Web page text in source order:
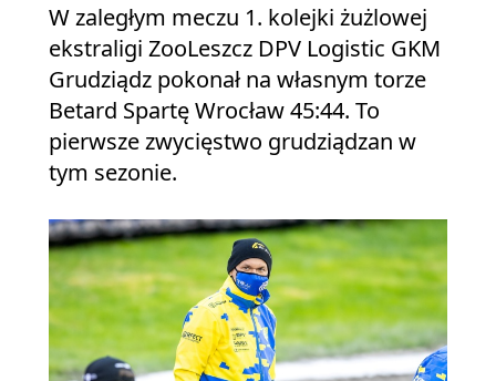
W zaległym meczu 1. kolejki żużlowej
ekstraligi ZooLeszcz DPV Logistic GKM
Grudziądz pokonał na własnym torze
Betard Spartę Wrocław 45:44. To
pierwsze zwycięstwo grudziądzan w
tym sezonie.